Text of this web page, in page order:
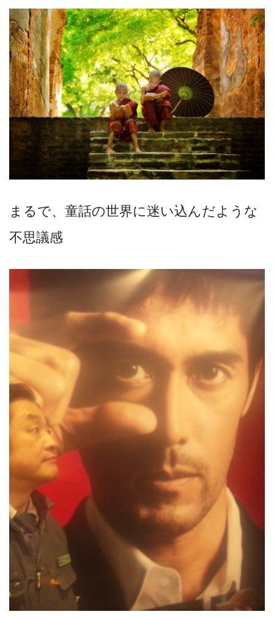
まるで、童話の世界に迷い込んだような
不思議感